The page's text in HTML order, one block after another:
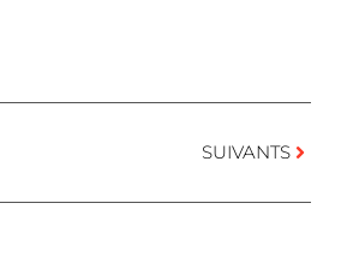
SUIVANTS